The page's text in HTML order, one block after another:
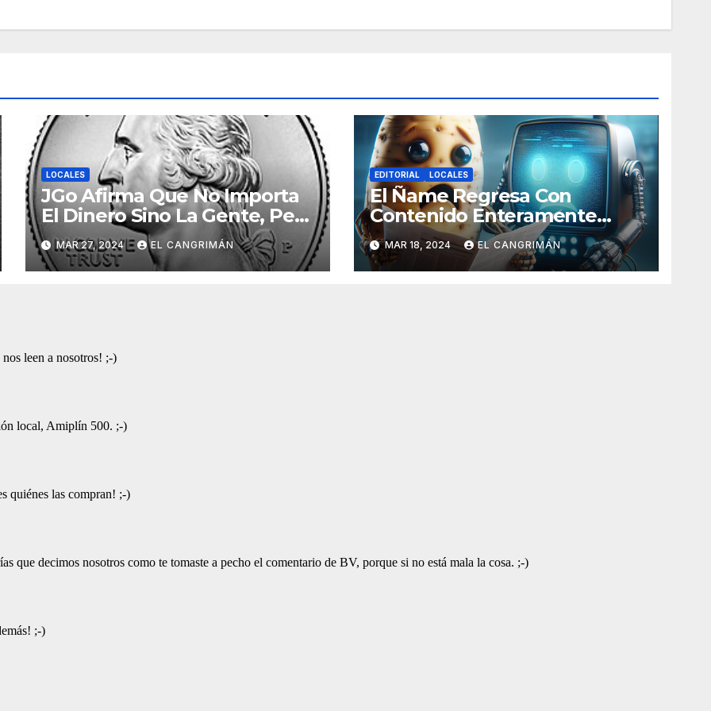
LOCALES
JGo Afirma Que No Importa
El Dinero Sino La Gente, Pero
Pregunta: «¿De Verdad No
Tendrán Una Pejetita?»
MAR 27, 2024 EL CANGRIMÁN
EDITORIAL LOCALES
El Ñame Regresa Con
Contenido Enteramente
Generado Por Inteligencia
Artificial
MAR 18, 2024 EL CANGRIMÁN